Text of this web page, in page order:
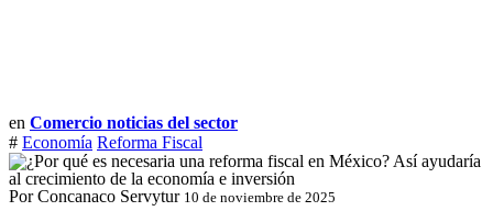
en Comercio noticias del sector
# Economía Reforma Fiscal
Por Concanaco Servytur 10 de noviembre de 2025